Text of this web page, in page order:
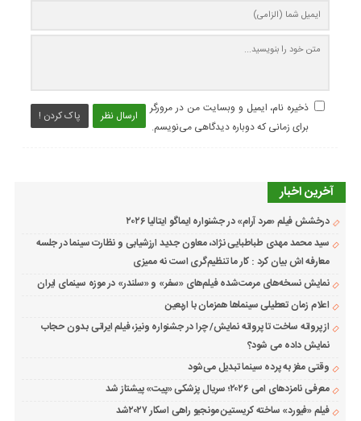
ارسال نظر پاک کردن !
ذخیره نام، ایمیل و وبسایت من در مرورگر
برای زمانی که دوباره دیدگاهی می‌نویسم.
آخرین اخبار
درخشش فیلم «مرد آرام» در جشنواره ایماگو ایتالیا ۲۰۲۶
سید محمد مهدی طباطبایی نژاد، معاون جدید ارزشیابی و نظارت سینما در جلسه
معارفه اش بیان کرد : کار ما تنظیم‌گری است نه ممیزی
نمایش نسخه‌های مرمت‌شده فیلم‌های «سفر» و «سلندر» در موزه سینمای ایران
اعلام زمان تعطیلی سینماها همزمان با اربعین
از پروانه ساخت تا پروانه نمایش/ چرا در جشنواره ونیز، فیلم ایرانی بدون حجاب
نمایش داده می شود؟
وقتی مغز به پرده سینما تبدیل می‌شود
معرفی نامزدهای امی ۲۰۲۶؛ سریال پزشکی «پیت» پیشتاز شد
فیلم «فیورد» ساخته کریستین مونجیو راهی اسکار ۲۰۲۷شد